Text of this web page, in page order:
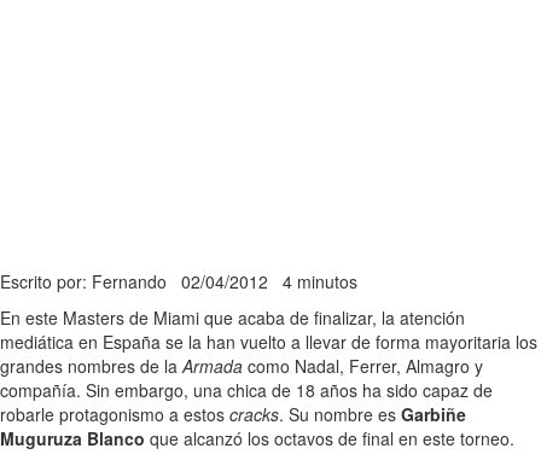
Escrito por: Fernando 02/04/2012 4 minutos
En este Masters de Miami que acaba de finalizar, la atención
mediática en España se la han vuelto a llevar de forma mayoritaria los
grandes nombres de la Armada como Nadal, Ferrer, Almagro y
compañía. Sin embargo, una chica de 18 años ha sido capaz de
robarle protagonismo a estos cracks. Su nombre es Garbiñe
Muguruza Blanco que alcanzó los octavos de final en este torneo.